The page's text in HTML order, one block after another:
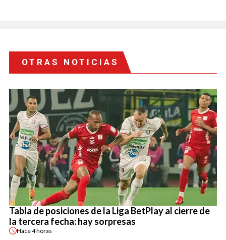
OTRAS NOTICIAS
Tabla de posiciones de la Liga BetPlay al cierre de
la tercera fecha: hay sorpresas
Hace4 horas